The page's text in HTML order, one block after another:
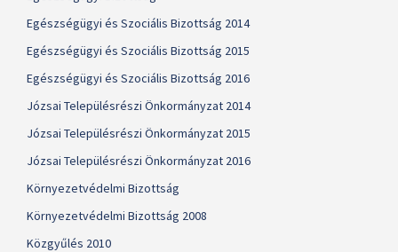
Egészségügyi és Szociális Bizottság 2014
Egészségügyi és Szociális Bizottság 2015
Egészségügyi és Szociális Bizottság 2016
Józsai Településrészi Önkormányzat 2014
Józsai Településrészi Önkormányzat 2015
Józsai Településrészi Önkormányzat 2016
Környezetvédelmi Bizottság
Környezetvédelmi Bizottság 2008
Közgyűlés 2010